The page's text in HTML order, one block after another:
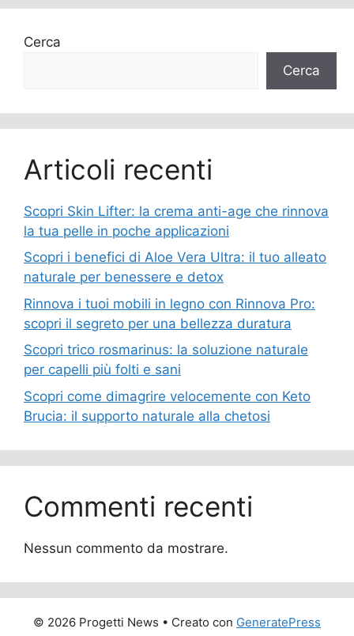
Cerca
Cerca
Articoli recenti
Scopri Skin Lifter: la crema anti-age che rinnova
la tua pelle in poche applicazioni
Scopri i benefici di Aloe Vera Ultra: il tuo alleato
naturale per benessere e detox
Rinnova i tuoi mobili in legno con Rinnova Pro:
scopri il segreto per una bellezza duratura
Scopri trico rosmarinus: la soluzione naturale
per capelli più folti e sani
Scopri come dimagrire velocemente con Keto
Brucia: il supporto naturale alla chetosi
Commenti recenti
Nessun commento da mostrare.
© 2026 Progetti News • Creato con GeneratePress